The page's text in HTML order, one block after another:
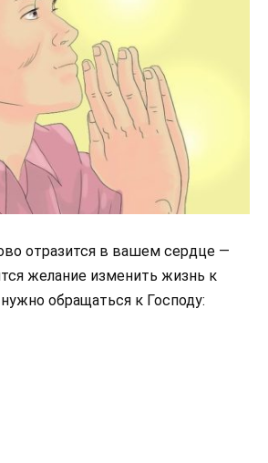
отразится в вашем сердце —
желание изменить жизнь к
обращаться к Господу: